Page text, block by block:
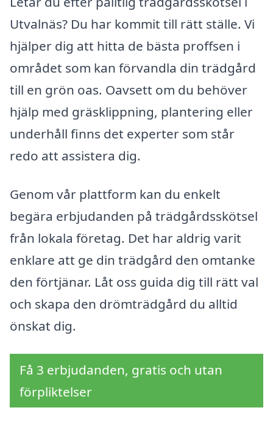
Utvalnäs? Du har kommit till rätt ställe. Vi
hjälper dig att hitta de bästa proffsen i
området som kan förvandla din trädgård
till en grön oas. Oavsett om du behöver
hjälp med gräsklippning, plantering eller
underhåll finns det experter som står
redo att assistera dig.
Genom vår plattform kan du enkelt
begära erbjudanden på trädgårdsskötsel
från lokala företag. Det har aldrig varit
enklare att ge din trädgård den omtanke
den förtjänar. Låt oss guida dig till rätt val
och skapa den drömträdgård du alltid
önskat dig.
Få 3 erbjudanden, gratis och utan
förpliktelser